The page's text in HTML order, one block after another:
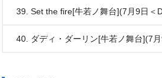
39. Set the fire[牛若ノ舞台](7月9日＜
40. ダディ・ダーリン[牛若ノ舞台](7